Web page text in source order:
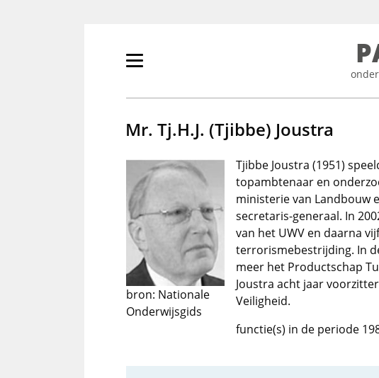
Primair
tonen/verbergen
Mr. Tj.H.J. (Tjibbe) Joustra
bron: Nationale
Onderwijsgids
Tjibbe Joustra (1951)
topambtenaar en
ministerie van Landbouw
secretaris-generaal. In
van het UWV en daarna
terrorismebestrijding. In
meer het Productschap
Joustra acht jaar
Veiligheid.
functie(s) in de periode